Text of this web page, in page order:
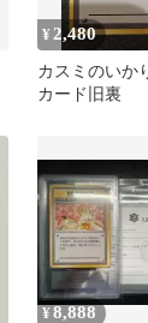
¥ 2,480
カスミのいか
カード旧裏
¥8,888